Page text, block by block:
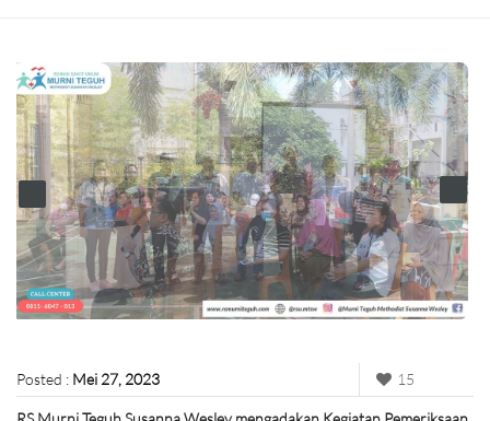
Posted : Mei 27, 2023 15